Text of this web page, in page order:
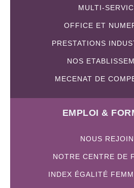
MULTI-
OFFICE ET
PRESTATIONS
NOS
MECENAT DE
EMPLOI &
NOUS
NOTRE CENTRE DE
INDEX ÉGALITÉ